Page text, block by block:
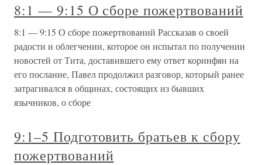
8:1 — 9:15 О сборе пожертвований
8:1 — 9:15 О сборе пожертвований Рассказав о своей
радости и облегчении, которое он испытал по получении
новостей от Тита, доставившего ему ответ коринфян на
его послание, Павел продолжил разговор, который ранее
затрагивался в общинах, состоящих из бывших
язычников, о сборе
9:1–5 Подготовить братьев к сбору
пожертвований